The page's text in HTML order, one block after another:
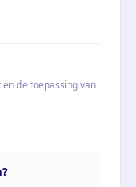
de toepassing van